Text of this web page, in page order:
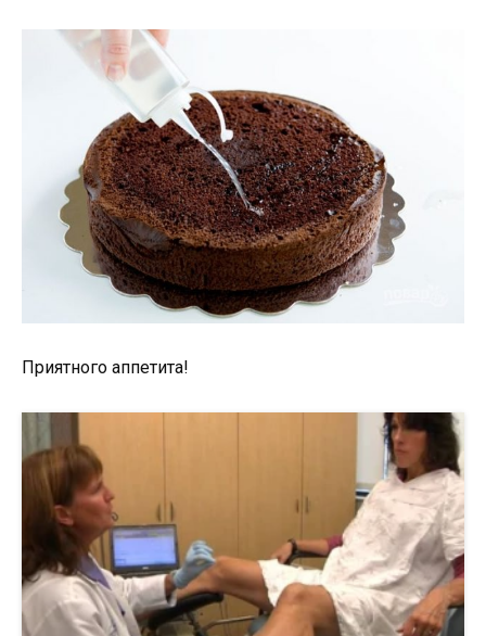
Приятного аппетита!